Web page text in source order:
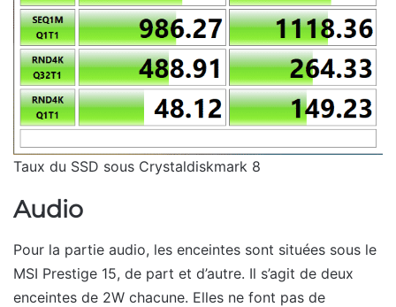
Taux du SSD sous Crystaldiskmark 8
Audio
Pour la partie audio, les enceintes sont situées sous le
MSI Prestige 15, de part et d’autre. Il s’agit de deux
enceintes de 2W chacune. Elles ne font pas de